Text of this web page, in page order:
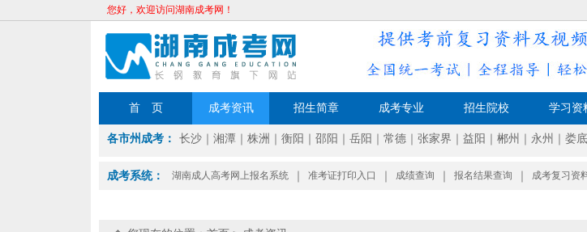
您好，欢迎访问湖南成考网！
首 页 成考资讯 招生简章 成考专业 招生院校 学习资
各市州成考： 长沙 湘潭 株洲 衡阳 邵阳 岳阳 常德 张家界 益阳 郴州 永州 娄底
成考系统： 湖南成人高考网上报名系统 准考证打印入口 成绩查询 报名结果查询 成考复习资